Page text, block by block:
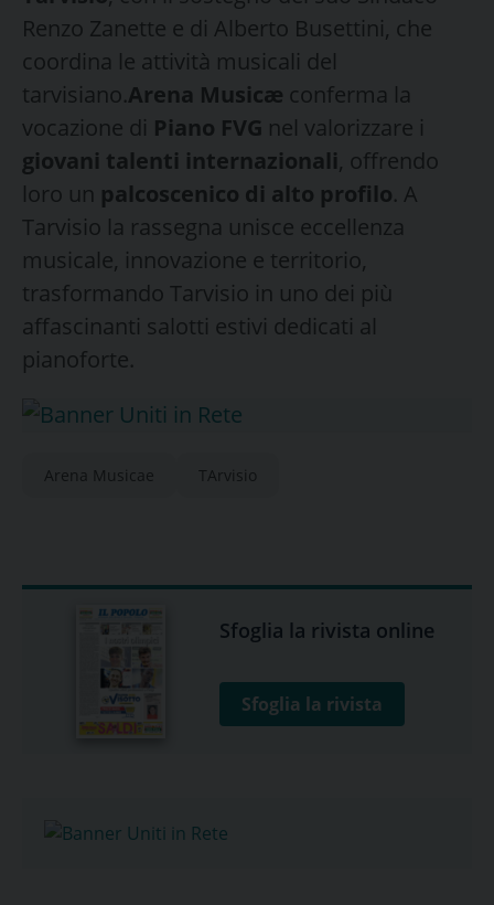
Renzo Zanette e di Alberto Busettini, che
coordina le attività musicali del
tarvisiano.Arena Musicæ conferma la
vocazione di Piano FVG nel valorizzare i
giovani talenti internazionali, offrendo
loro un palcoscenico di alto profilo. A
Tarvisio la rassegna unisce eccellenza
musicale, innovazione e territorio,
trasformando Tarvisio in uno dei più
affascinanti salotti estivi dedicati al
pianoforte.
Arena Musicae TArvisio
Sfoglia la rivista online
Sfoglia la rivista